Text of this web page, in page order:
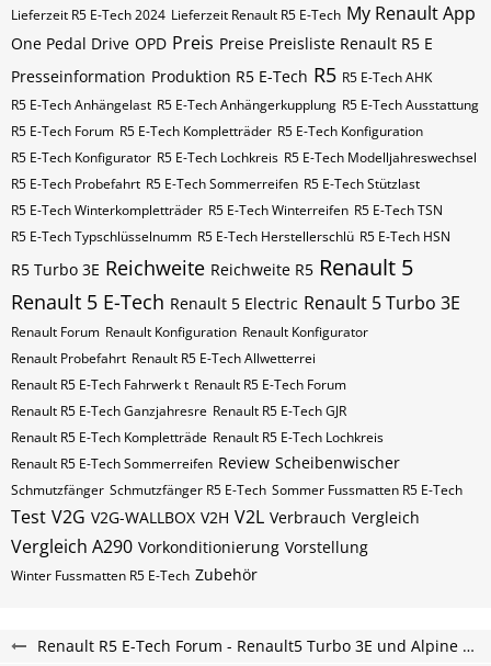
Lieferzeit R5 E-Tech 2024 Lieferzeit Renault R5 E-Tech My Renault App
One Pedal Drive OPD Preis Preise Preisliste Renault R5 E
Presseinformation Produktion R5 E-Tech R5 R5 E-Tech AHK
R5 E-Tech Anhängelast R5 E-Tech Anhängerkupplung R5 E-Tech Ausstattung
R5 E-Tech Forum R5 E-Tech Kompletträder R5 E-Tech Konfiguration
R5 E-Tech Konfigurator R5 E-Tech Lochkreis R5 E-Tech Modelljahreswechsel
R5 E-Tech Probefahrt R5 E-Tech Sommerreifen R5 E-Tech Stützlast
R5 E-Tech Winterkompletträder R5 E-Tech Winterreifen R5 E-Tech​​​​ TSN
R5 E-Tech​​​​ Typschlüsselnumm R5 E-Tech​​​​​ Herstellerschlü R5 E-Tech​​​​​ HSN
R5 Turbo 3E Reichweite Reichweite R5 Renault 5
Renault 5 E-Tech Renault 5 Electric Renault 5 Turbo 3E
Renault Forum Renault Konfiguration Renault Konfigurator
Renault Probefahrt Renault R5 E-Tech Allwetterrei
Renault R5 E-Tech Fahrwerk t Renault R5 E-Tech Forum
Renault R5 E-Tech Ganzjahresre Renault R5 E-Tech GJR
Renault R5 E-Tech Kompletträde Renault R5 E-Tech Lochkreis
Renault R5 E-Tech Sommerreifen Review Scheibenwischer
Schmutzfänger Schmutzfänger R5 E-Tech Sommer Fussmatten R5 E-Tech
Test V2G V2G-WALLBOX V2H V2L Verbrauch Vergleich
Vergleich A290 Vorkonditionierung Vorstellung
Winter Fussmatten R5 E-Tech Zubehör
Renault R5 E-Tech Forum - Renault5 Turbo 3E und Alpine A290 Elektro Forum